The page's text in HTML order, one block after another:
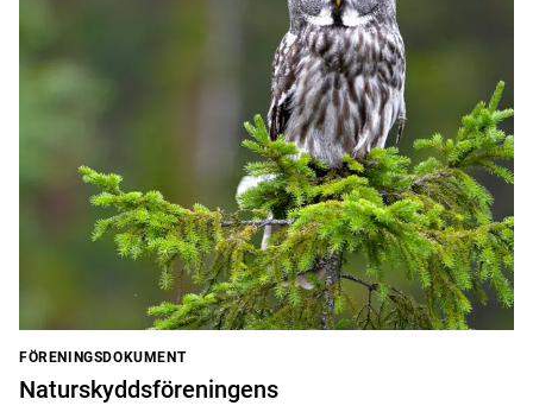
FÖRENINGSDOKUMENT
Naturskyddsföreningens